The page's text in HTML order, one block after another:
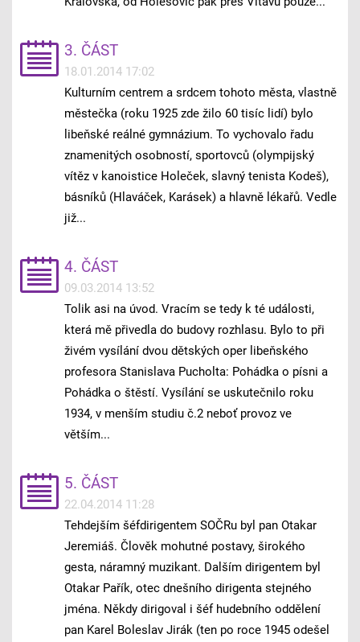
3. ČÁST
18.01.2014 17:02
Kulturním centrem a srdcem tohoto města, vlastně
městečka (roku 1925 zde žilo 60 tisíc lidí) bylo
libeňské reálné gymnázium. To vychovalo řadu
znamenitých osobností, sportovců (olympijský
vítěz v kanoistice Holeček, slavný tenista Kodeš),
básníků (Hlaváček, Karásek) a hlavně lékařů. Vedle
již...
4. ČÁST
09.03.2014 13:52
Tolik asi na úvod. Vracím se tedy k té události,
která mě přivedla do budovy rozhlasu. Bylo to při
živém vysílání dvou dětských oper libeňského
profesora Stanislava Pucholta: Pohádka o písni a
Pohádka o štěstí. Vysílání se uskutečnilo roku
1934, v menším studiu č.2 neboť provoz ve
větším...
5. ČÁST
22.04.2014 11:28
Tehdejším šéfdirigentem SOČRu byl pan Otakar
Jeremiáš. Člověk mohutné postavy, širokého
gesta, náramný muzikant. Dalším dirigentem byl
Otakar Pařík, otec dnešního dirigenta stejného
jména. Někdy dirigoval i šéf hudebního oddělení
pan Karel Boleslav Jirák (ten po roce 1945 odešel